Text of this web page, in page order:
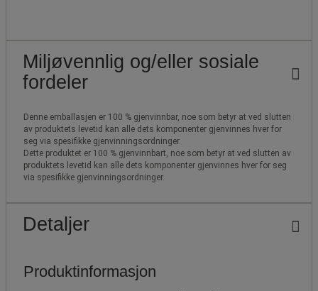
Miljøvennlig og/eller sosiale
fordeler
Denne emballasjen er 100 % gjenvinnbar, noe som betyr at ved slutten
av produktets levetid kan alle dets komponenter gjenvinnes hver for
seg via spesifikke gjenvinningsordninger.
Dette produktet er 100 % gjenvinnbart, noe som betyr at ved slutten av
produktets levetid kan alle dets komponenter gjenvinnes hver for seg
via spesifikke gjenvinningsordninger.
Detaljer
Produktinformasjon